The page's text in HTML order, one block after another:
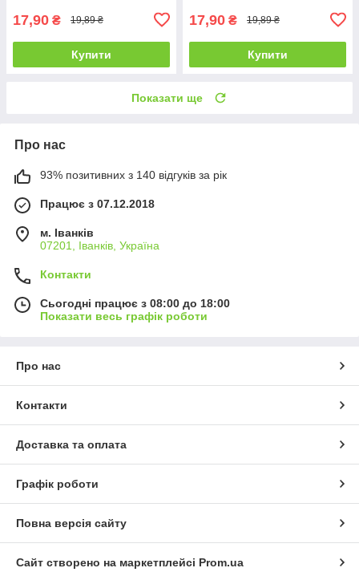
17,90 ₴ 19,89 ₴
Купити
17,90 ₴ 19,89 ₴
Купити
Показати ще
Про нас
93% позитивних з 140 відгуків за рік
Працює з 07.12.2018
м. Іванків
07201, Іванків, Україна
Контакти
Сьогодні працює з 08:00 до 18:00
Показати весь графік роботи
Про нас
Контакти
Доставка та оплата
Графік роботи
Повна версія сайту
Сайт створено на маркетплейсі Prom.ua